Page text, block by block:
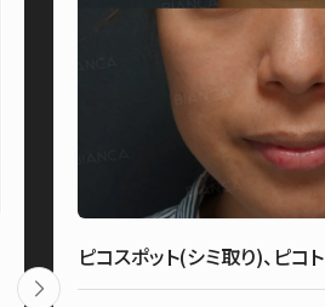
ピコスポット(シミ取り)、ピコ